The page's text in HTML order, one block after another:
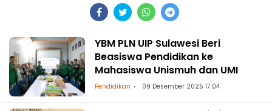
YBM PLN UIP Sulawesi Beri
Beasiswa Pendidikan ke
Mahasiswa Unismuh dan UMI
Pendidikan 09 Desember 2025 17:04